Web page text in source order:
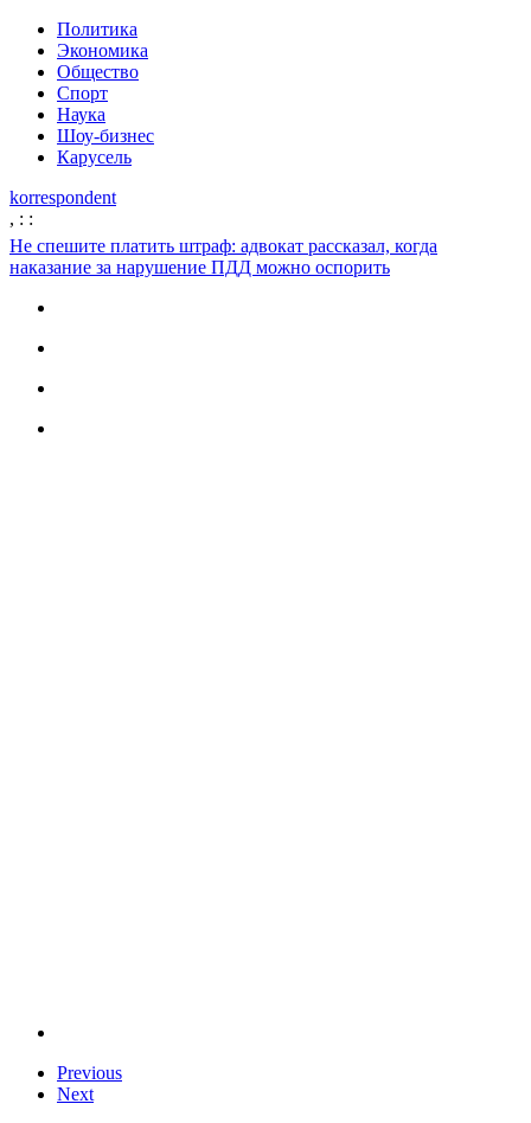
Политика
Экономика
Общество
Спорт
Наука
Шоу-бизнес
Карусель
korrespondent
, : :
Не спешите платить штраф: адвокат рассказал, когда
наказание за нарушение ПДД можно оспорить
Previous
Next